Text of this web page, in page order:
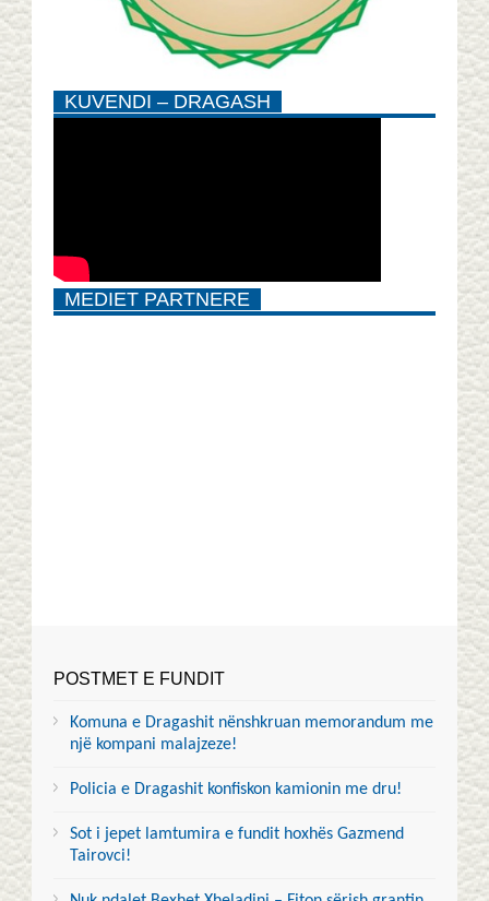
KUVENDI – DRAGASH
MEDIET PARTNERE
POSTMET E FUNDIT
Komuna e Dragashit nënshkruan memorandum me
një kompani malajzeze!
Policia e Dragashit konfiskon kamionin me dru!
Sot i jepet lamtumira e fundit hoxhës Gazmend
Tairovci!